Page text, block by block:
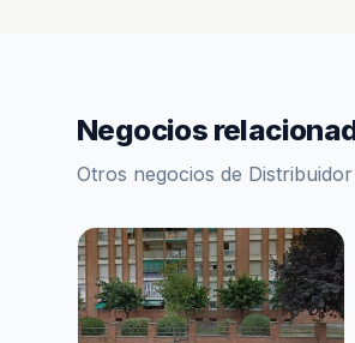
Negocios
Otros negocios de